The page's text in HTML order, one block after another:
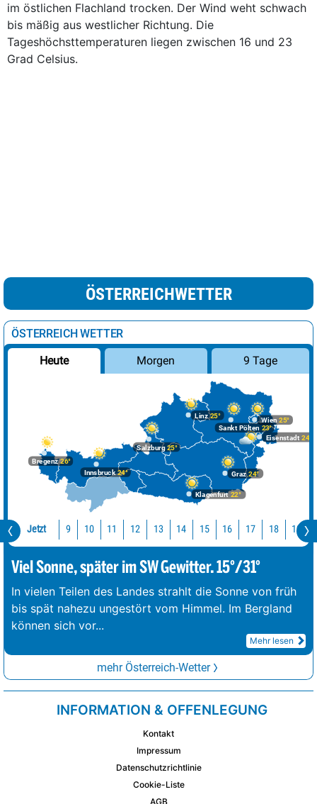
im östlichen Flachland trocken. Der Wind weht schwach
bis mäßig aus westlicher Richtung. Die
Tageshöchsttemperaturen liegen zwischen 16 und 23
Grad Celsius.
ÖSTERREICHWETTER
ÖSTERREICH WETTER
Heute Morgen 9 Tage
Bregenz26°
Graz24°
Innsbruck24°
Klagenfurt 22°
Linz25°
Salzburg25°
Wien 25°
Eisenstadt 24°
Sankt Pölten 23°
Jetzt 9 10 11 12 13 14 15 16 17 18 19
Viel Sonne, später im SW Gewitter. 15°/31°
In vielen Teilen des Landes strahlt die Sonne von früh
bis spät nahezu ungestört vom Himmel. Im Bergland
können sich vor...
Mehr lesen
mehr Österreich-Wetter
INFORMATION & OFFENLEGUNG
Kontakt
Impressum
Datenschutzrichtlinie
Cookie-Liste
AGB